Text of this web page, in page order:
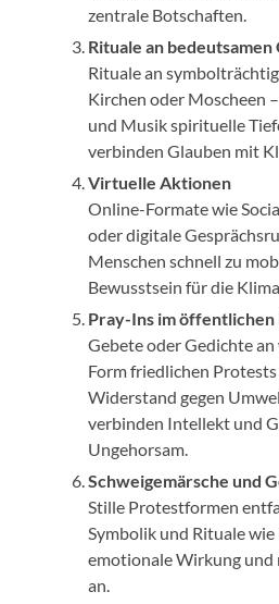
zentrale Botschaften.
Rituale an
Rituale an
Kirchen oder Moscheen
und Musik spirituelle
verbinden Glauben mit
Virtuelle Aktionen
Online-Formate wie
oder digitale
Menschen schnell zu
Bewusstsein für die
Pray-Ins im öffentlichen
Gebete oder Gedichte
Form friedlichen
Widerstand gegen
verbinden Intellekt und
Ungehorsam.
Schweigemärsche und
Stille Protestformen
Symbolik und Rituale
emotionale Wirkung und
an.